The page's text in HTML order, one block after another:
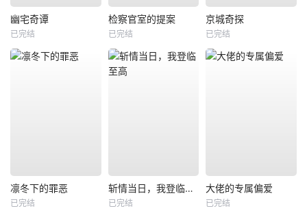
幽宅奇谭
已完结
检察官室的提案
已完结
京城奇探
已完结
凛冬下的罪恶
已完结
斩情当日，我登临至高
已完结
大佬的专属偏爱
已完结